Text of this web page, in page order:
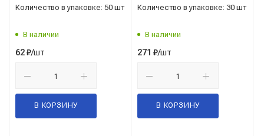
Количество в упаковке: 50 шт
В наличии
62₽/шт
В КОРЗИНУ
Количество в упаковке: 30 шт
В наличии
271 ₽/шт
В КОРЗИНУ